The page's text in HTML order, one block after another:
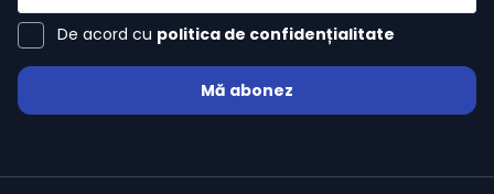
De acord cu politica de confidențialitate
Mă abonez